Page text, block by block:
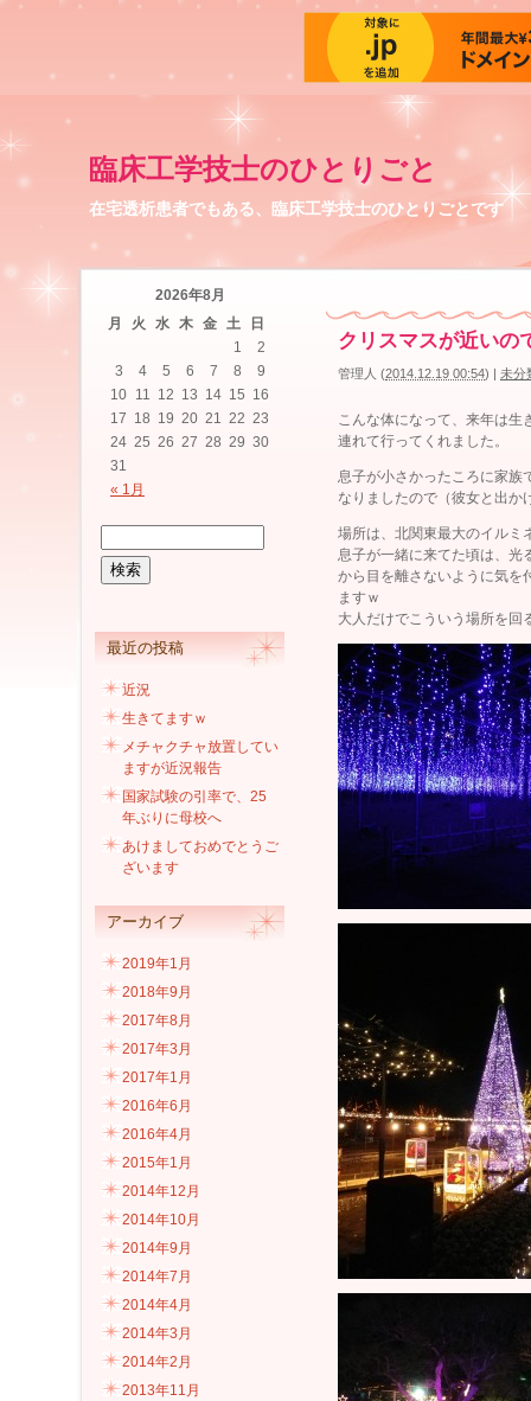
臨床工学技士のひとりごと
在宅透析患者でもある、臨床工学技士のひとりごとです
クリスマスが近いの
管理人 (2014.12.19 00:54) | 未分
こんな体になって、来年は生
連れて行ってくれました。
息子が小さかったころに家族
なりましたので（彼女と出か
場所は、北関東最大のイルミ
息子が一緒に来てた頃は、光
から目を離さないように気を
ますｗ
大人だけでこういう場所を回
2026年8月
月
火 水 木 金 土 日
« 1月
1
2
3
4 5 6 7 8
9
10 11 12 13 14 15 16
17 18 19 20 21 22 23
24 25 26 27 28 29 30
31
最近の投稿
近況
生きてますｗ
メチャクチャ放置してい
ますが近況報告
国家試験の引率で、25
年ぶりに母校へ
あけましておめでとうご
ざいます
アーカイブ
2019年1月
2018年9月
2017年8月
2017年3月
2017年1月
2016年6月
2016年4月
2015年1月
2014年12月
2014年10月
2014年9月
2014年7月
2014年4月
2014年3月
2014年2月
2013年11月